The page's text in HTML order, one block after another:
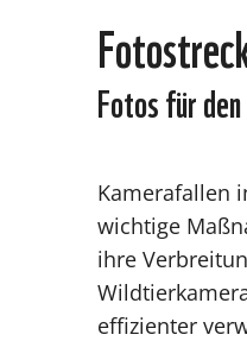
Fotos für
Kamerafallen
wichtige
ihre
effizienter